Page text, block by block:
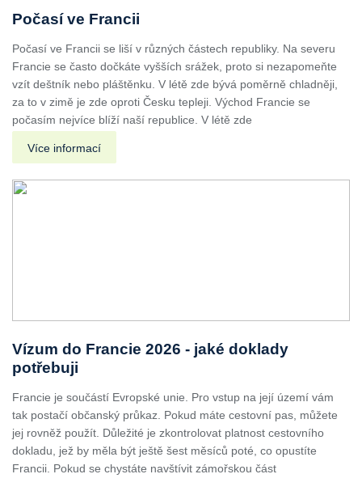
Počasí ve Francii
Počasí ve Francii se liší v různých částech republiky. Na severu
Francie se často dočkáte vyšších srážek, proto si nezapomeňte
vzít deštník nebo pláštěnku. V létě zde bývá poměrně chladněji,
za to v zimě je zde oproti Česku tepleji. Východ Francie se
počasím nejvíce blíží naší republice. V létě zde
Více informací
Vízum do Francie 2026 - jaké doklady
potřebuji
Francie je součástí Evropské unie. Pro vstup na její území vám
tak postačí občanský průkaz. Pokud máte cestovní pas, můžete
jej rovněž použít. Důležité je zkontrolovat platnost cestovního
dokladu, jež by měla být ještě šest měsíců poté, co opustíte
Francii. Pokud se chystáte navštívit zámořskou část